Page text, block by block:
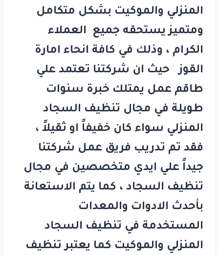
المنزلي والموكيت بشكل متكامل
ومتميز يستحقه جميع العملاء
الكرام ، وذلك في كافة انحاء امارة
القوز حيث ان شركتنا تعتمد علي
طاقم عمل يمتلك خبرة سنوات
طويلة في مجال تنظيف السجاد
المنزلي سواء كان خفيفاً او ثقيلاً ،
فقد تم تدريب فريق عمل شركتنا
جيداً علي ايدي متخصصين في مجال
تنظيف السجاد ، كما يتم الاستعانة
بأحدث الادوات والمعدات
المستخدمة في تنظيف السجاد
المنزلي والموكيت كما يعتبر تنظيف